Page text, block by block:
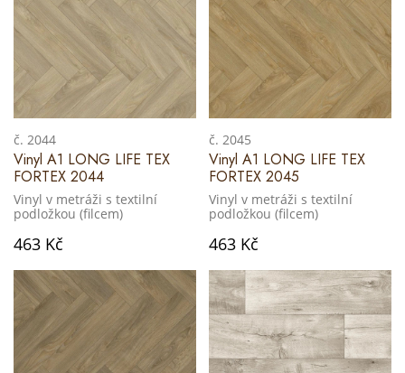
č. 2044
Vinyl A1 LONG LIFE TEX
FORTEX 2044
Vinyl v metráži s textilní
podložkou (filcem)
463 Kč
č. 2045
Vinyl A1 LONG LIFE TEX
FORTEX 2045
Vinyl v metráži s textilní
podložkou (filcem)
463 Kč